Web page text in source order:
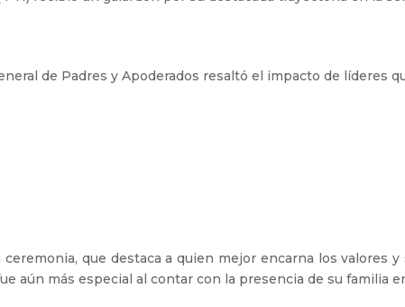
de Padres y Apoderados resaltó el impacto de líderes
que destaca a quien mejor encarna los valores
aún más especial al contar con la presencia de su familia